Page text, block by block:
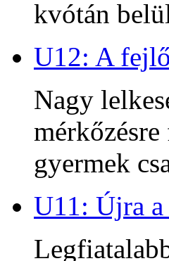
kvótán
U12: A
Nagy
gyermek
U11: Újra a